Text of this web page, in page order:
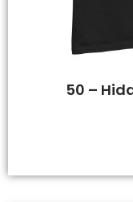
50 –